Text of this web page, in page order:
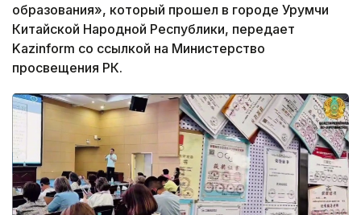
образования», который прошел в городе Урумчи
Китайской Народной Республики, передает
Kazinform со ссылкой на Министерство
просвещения РК.